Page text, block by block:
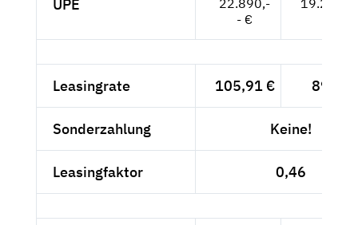
UPE
- €
Leasingrate 105,91 € 89,-- €
Sonderzahlung Keine!
Leasingfaktor 0,46